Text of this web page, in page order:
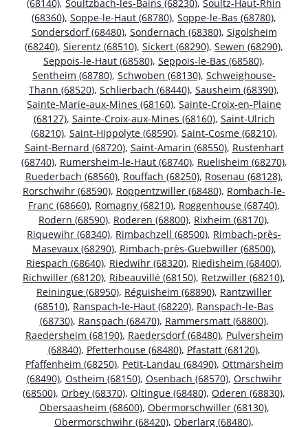
(68140), Soultzbach-les-Bains (68230), Soultz-Haut-Rhin
(68360), Soppe-le-Haut (68780), Soppe-le-Bas (68780),
Sondersdorf (68480), Sondernach (68380), Sigolsheim
(68240), Sierentz (68510), Sickert (68290), Sewen (68290),
Seppois-le-Haut (68580), Seppois-le-Bas (68580),
Sentheim (68780), Schwoben (68130), Schweighouse-
Thann (68520), Schlierbach (68440), Sausheim (68390),
Sainte-Marie-aux-Mines (68160), Sainte-Croix-en-Plaine
(68127), Sainte-Croix-aux-Mines (68160), Saint-Ulrich
(68210), Saint-Hippolyte (68590), Saint-Cosme (68210),
Saint-Bernard (68720), Saint-Amarin (68550), Rustenhart
(68740), Rumersheim-le-Haut (68740), Ruelisheim (68270),
Ruederbach (68560), Rouffach (68250), Rosenau (68128),
Rorschwihr (68590), Roppentzwiller (68480), Rombach-le-
Franc (68660), Romagny (68210), Roggenhouse (68740),
Rodern (68590), Roderen (68800), Rixheim (68170),
Riquewihr (68340), Rimbachzell (68500), Rimbach-près-
Masevaux (68290), Rimbach-près-Guebwiller (68500),
Riespach (68640), Riedwihr (68320), Riedisheim (68400),
Richwiller (68120), Ribeauvillé (68150), Retzwiller (68210),
Reiningue (68950), Réguisheim (68890), Rantzwiller
(68510), Ranspach-le-Haut (68220), Ranspach-le-Bas
(68730), Ranspach (68470), Rammersmatt (68800),
Raedersheim (68190), Raedersdorf (68480), Pulversheim
(68840), Pfetterhouse (68480), Pfastatt (68120),
Pfaffenheim (68250), Petit-Landau (68490), Ottmarsheim
(68490), Ostheim (68150), Osenbach (68570), Orschwihr
(68500), Orbey (68370), Oltingue (68480), Oderen (68830),
Obersaasheim (68600), Obermorschwiller (68130),
Obermorschwihr (68420), Oberlarg (68480),